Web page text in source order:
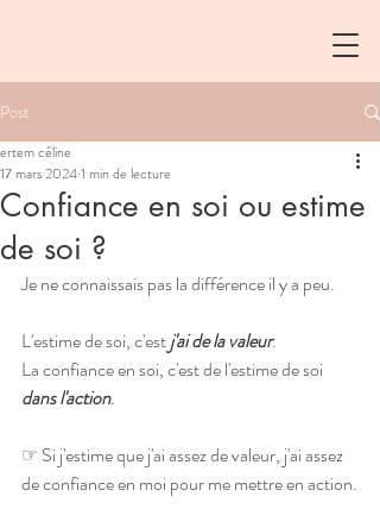
Post
Confiance en soi ou estime
de soi ?
ertem céline
17 mars 20241 min de lecture
Je ne connaissais pas la différence il y a peu.
L'estime de soi, c'est j'ai de la valeur.
La confiance en soi, c'est de l'estime de soi
dans l'action.
☞ Si j'estime que j'ai assez de valeur, j'ai assez
de confiance en moi pour me mettre en action.